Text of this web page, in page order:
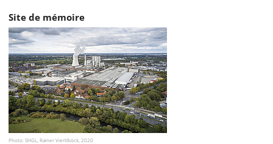
Site de mémoire
Photo: SHGL, Rainer Viertlböck, 2020